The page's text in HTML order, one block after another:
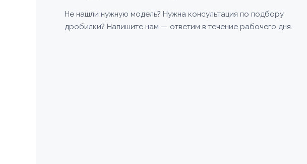
Не нашли нужную модель? Нужна консультация по подбору
дробилки? Напишите нам — ответим в течение рабочего дня.